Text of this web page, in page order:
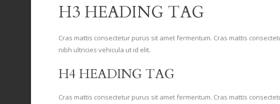
H3 HEADING TAG
Cras mattis consectetur purus sit amet fermentum. Cras mattis
nibh ultricies vehicula ut id elit.
H4 HEADING TAG
Cras mattis consectetur purus sit amet fermentum. Cras mattis